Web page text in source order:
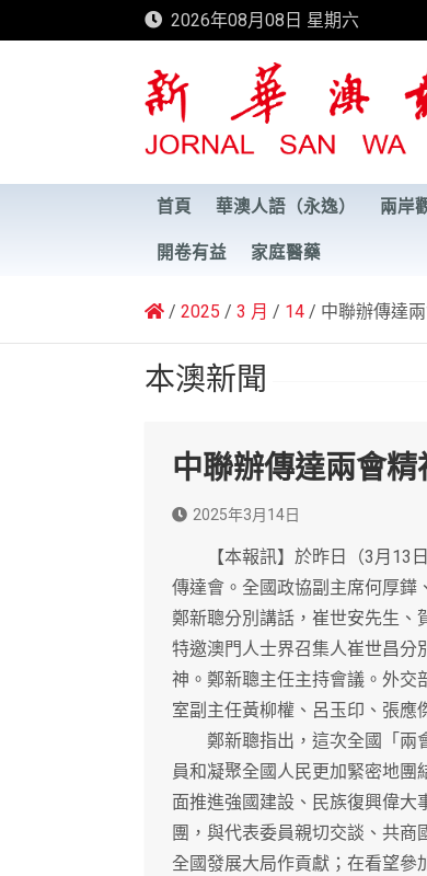
to
2026年08月08日 星期六
新華澳報
首頁 華澳人語（永逸） 兩岸
開卷有益 家庭醫藥
2025 3 月 14 中聯辦傳達
本澳新聞
中聯辦傳達兩會
2025年3月14日
【本報訊】於昨日（3月13日
傳達會。全國政協副主席何厚鏵
鄭新聰分別講話，崔世安先生、
特邀澳門人士界召集人崔世昌分
神。鄭新聰主任主持會議。外交
室副主任黃柳權、呂玉印、張應
鄭新聰指出，這次全國「兩會
員和凝聚全國人民更加緊密地
面推進強國建設、民族復興偉大
團，與代表委員親切交談、共
全國發展大局作貢獻；在看望參